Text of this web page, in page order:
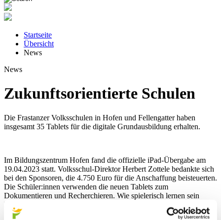
Startseite
Übersicht
News
News
Zukunftsorientierte Schulen
Die Frastanzer Volksschulen in Hofen und Fellengatter haben
insgesamt 35 Tablets für die digitale Grundausbildung erhalten.
Im Bildungszentrum Hofen fand die offizielle iPad-Übergabe am
19.04.2023 statt. Volksschul-Direktor Herbert Zottele bedankte sich
bei den Sponsoren, die 4.750 Euro für die Anschaffung beisteuerten.
Die Schüler:innen verwenden die neuen Tablets zum
Dokumentieren und Recherchieren. Wie spielerisch lernen sein
kann, zeigte sich bei einem spannenden Quiz, an dem sowohl die
Schüler:innen als auch die Sponsoren-Vertreter teilnahmen.